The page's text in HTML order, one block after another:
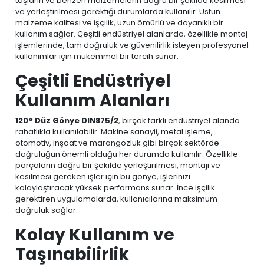
ve yerleştirilmesi gerektiği durumlarda kullanılır. Üstün
malzeme kalitesi ve işçilik, uzun ömürlü ve dayanıklı bir
kullanım sağlar. Çeşitli endüstriyel alanlarda, özellikle montaj
işlemlerinde, tam doğruluk ve güvenilirlik isteyen profesyonel
kullanımlar için mükemmel bir tercih sunar.
Çeşitli Endüstriyel
Kullanım Alanları
120° Düz Gönye DIN875/2, birçok farklı endüstriyel alanda
rahatlıkla kullanılabilir. Makine sanayii, metal işleme,
otomotiv, inşaat ve marangozluk gibi birçok sektörde
doğruluğun önemli olduğu her durumda kullanılır. Özellikle
parçaların doğru bir şekilde yerleştirilmesi, montajı ve
kesilmesi gereken işler için bu gönye, işlerinizi
kolaylaştıracak yüksek performans sunar. İnce işçilik
gerektiren uygulamalarda, kullanıcılarına maksimum
doğruluk sağlar.
Kolay Kullanım ve
Taşınabilirlik